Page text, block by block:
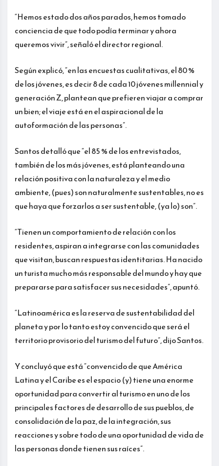
“Hemos estado dos años parados, hemos tomado
conciencia de que todo podía terminar y ahora
queremos vivir”, señaló el director regional.
Según explicó, “en las encuestas cualitativas, el 80 %
de los jóvenes, es decir 8 de cada 10 jóvenes millennial y
generación Z, plantean que prefieren viajar a comprar
un bien; el viaje está en el aspiracional de la
autoformación de las personas”.
Santos detalló que “el 85 % de los entrevistados,
también de los más jóvenes, está planteando una
relación positiva con la naturaleza y el medio
ambiente, (pues) son naturalmente sustentables, no es
que haya que forzarlos a ser sustentable, (ya lo) son”.
“Tienen un comportamiento de relación con los
residentes, aspiran a integrarse con las comunidades
que visitan, buscan respuestas identitarias. Ha nacido
un turista mucho más responsable del mundo y hay que
prepararse para satisfacer sus necesidades”, apuntó.
“Latinoamérica es la reserva de sustentabilidad del
planeta y por lo tanto estoy convencido que será el
territorio provisorio del turismo del futuro”, dijo Santos.
Y concluyó que está “convencido de que América
Latina y el Caribe es el espacio (y) tiene una enorme
oportunidad para convertir al turismo en uno de los
principales factores de desarrollo de sus pueblos, de
consolidación de la paz, de la integración, sus
reacciones y sobre todo de una oportunidad de vida de
las personas donde tienen sus raíces”.